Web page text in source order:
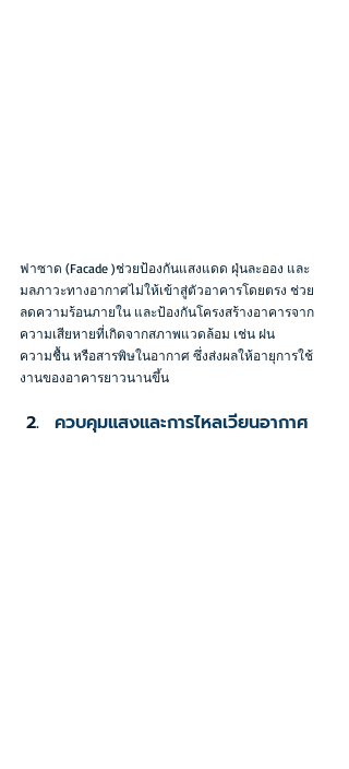
ฟาซาด (Facade )ช่วยป้องกันแสงแดด ฝุ่นละออง และ
มลภาวะทางอากาศไม่ให้เข้าสู่ตัวอาคารโดยตรง ช่วย
ลดความร้อนภายใน และป้องกันโครงสร้างอาคารจาก
ความเสียหายที่เกิดจากสภาพแวดล้อม เช่น ฝน
ความชื้น หรือสารพิษในอากาศ ซึ่งส่งผลให้อายุการใช้
งานของอาคารยาวนานขึ้น
ควบคุมแสงและการไหลเวียนอากาศ